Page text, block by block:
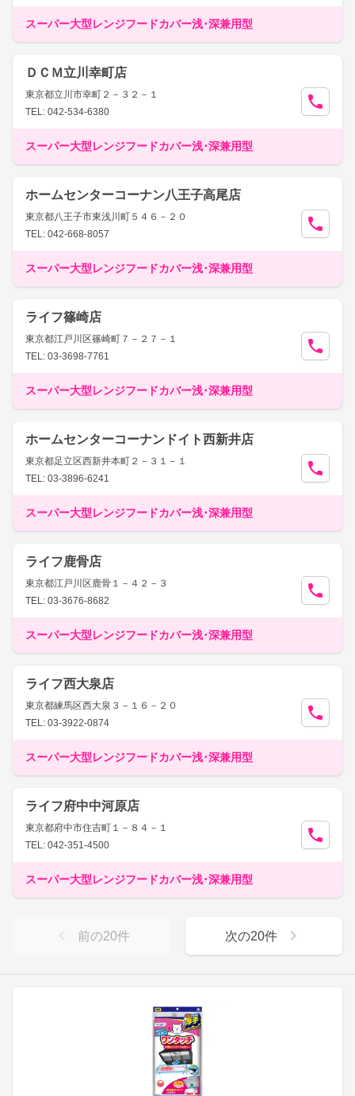
スーパー大型レンジフードカバー浅･深兼用型
ＤＣＭ立川幸町店
東京都立川市幸町２－３２－１
TEL: 042-534-6380
スーパー大型レンジフードカバー浅･深兼用型
ホームセンターコーナン八王子高尾店
東京都八王子市東浅川町５４６－２０
TEL: 042-668-8057
スーパー大型レンジフードカバー浅･深兼用型
ライフ篠崎店
東京都江戸川区篠崎町７－２７－１
TEL: 03-3698-7761
スーパー大型レンジフードカバー浅･深兼用型
ホームセンターコーナンドイト西新井店
東京都足立区西新井本町２－３１－１
TEL: 03-3896-6241
スーパー大型レンジフードカバー浅･深兼用型
ライフ鹿骨店
東京都江戸川区鹿骨１－４２－３
TEL: 03-3676-8682
スーパー大型レンジフードカバー浅･深兼用型
ライフ西大泉店
東京都練馬区西大泉３－１６－２０
TEL: 03-3922-0874
スーパー大型レンジフードカバー浅･深兼用型
ライフ府中中河原店
東京都府中市住吉町１－８４－１
TEL: 042-351-4500
スーパー大型レンジフードカバー浅･深兼用型
前の20件 次の20件